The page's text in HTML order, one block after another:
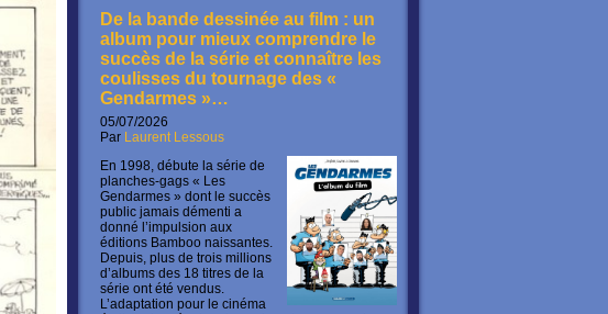
De la bande dessinée au film : un
album pour mieux comprendre le
succès de la série et connaître les
coulisses du tournage des «
Gendarmes »…
05/07/2026
Par Laurent Lessous
En 1998, débute la série de
planches-gags « Les
Gendarmes » dont le succès
public jamais démenti a
donné l’impulsion aux
éditions Bamboo naissantes.
Depuis, plus de trois millions
d’albums des 18 titres de la
série ont été vendus.
L’adaptation pour le cinéma